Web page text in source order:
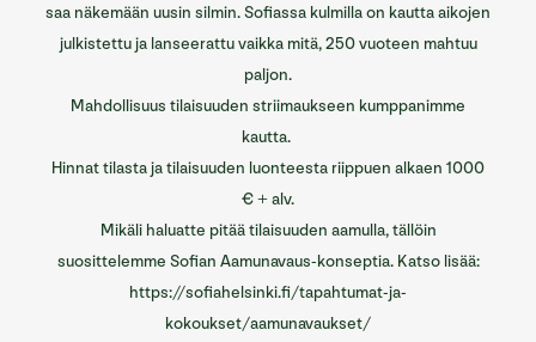
saa näkemään uusin silmin. Sofiassa kulmilla on kautta aikojen
julkistettu ja lanseerattu vaikka mitä, 250 vuoteen mahtuu
paljon.
Mahdollisuus tilaisuuden striimaukseen kumppanimme
kautta.
Hinnat tilasta ja tilaisuuden luonteesta riippuen alkaen 1000
€ + alv.
Mikäli haluatte pitää tilaisuuden aamulla, tällöin
suosittelemme Sofian Aamunavaus-konseptia. Katso lisää:
https://sofiahelsinki.fi/tapahtumat-ja-
kokoukset/aamunavaukset/